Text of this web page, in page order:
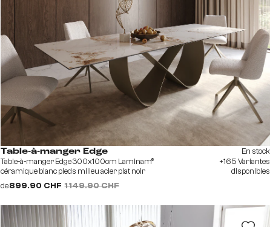
Table-à-manger Edge
Table-à-manger Edge 300x100cm Laminam®
céramique blanc pieds milieu acier plat noir
de899.90 CHF 1 149.90 CHF
En stock
+165 Variantes
disponibles